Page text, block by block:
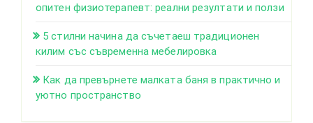
опитен физиотерапевт: реални резултати и ползи
5 стилни начина да съчетаеш традиционен
килим със съвременна мебелировка
Как да превърнете малката баня в практично и
уютно пространство